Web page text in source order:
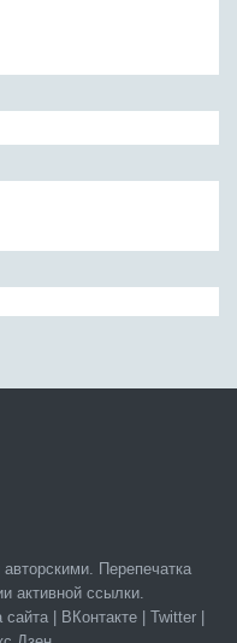
Перепечатка
активной ссылки.
сайта| ВКонтакте| Twitter|